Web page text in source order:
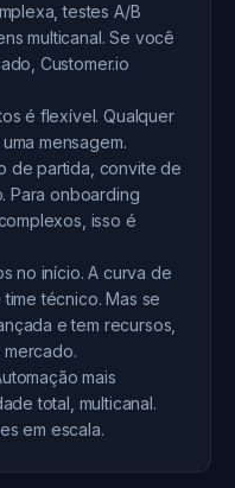
testes A/B
multicanal. Se você
Customer.io
é flexível. Qualquer
mensagem.
de partida, convite de
Para onboarding
isso é
no início. A curva de
técnico. Mas se
e tem recursos,
mais
total, multicanal.
em escala.